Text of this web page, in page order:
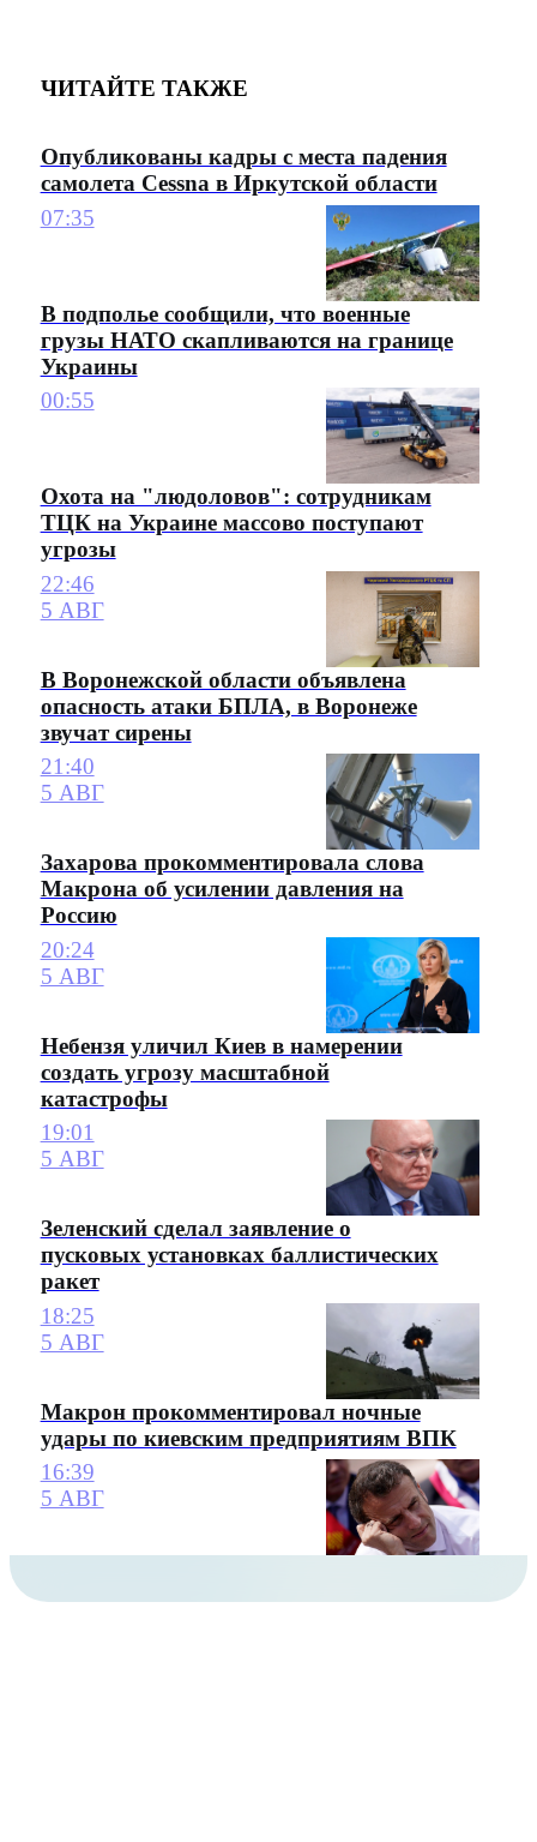
ЧИТАЙТЕ ТАКЖЕ
Опубликованы кадры с места падения
самолета Cessna в Иркутской области
07:35
В подполье сообщили, что военные
грузы НАТО скапливаются на границе
Украины
00:55
Охота на "людоловов": сотрудникам
ТЦК на Украине массово поступают
угрозы
22:46
5 АВГ
В Воронежской области объявлена
опасность атаки БПЛА, в Воронеже
звучат сирены
21:40
5 АВГ
Захарова прокомментировала слова
Макрона об усилении давления на
Россию
20:24
5 АВГ
Небензя уличил Киев в намерении
создать угрозу масштабной
катастрофы
19:01
5 АВГ
Зеленский сделал заявление о
пусковых установках баллистических
ракет
18:25
5 АВГ
Макрон прокомментировал ночные
удары по киевским предприятиям ВПК
16:39
5 АВГ